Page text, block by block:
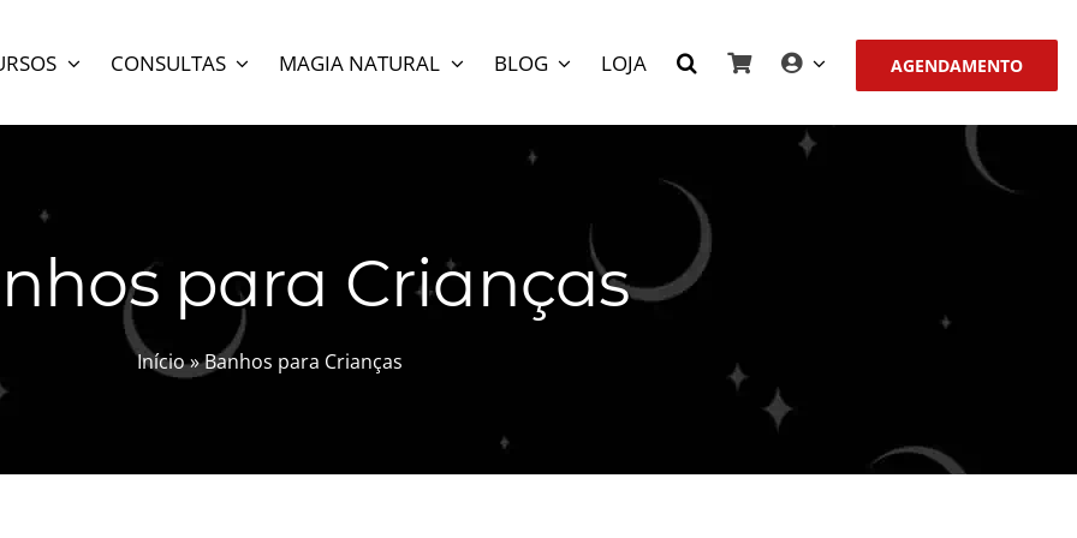
CONSULTAS MAGIA NATURAL BLOG LOJA AGENDAMENTO
para Crianças
Início»Banhos para Crianças